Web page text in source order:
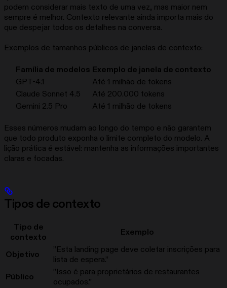
podem considerar mais texto de uma vez, mas maior nem
sempre é melhor. Contexto relevante ainda importa mais do
que despejar todos os detalhes na conversa.
Exemplos de tamanhos públicos de janelas de contexto:
Família de modelos Exemplo de janela de contexto
GPT-4.1
Até 1 milhão de tokens
Claude Sonnet 4.5
Até 200.000 tokens
Gemini 2.5 Pro
Até 1 milhão de tokens
Esses números mudam ao longo do tempo e não garantem
que todo produto exponha o limite completo do modelo. A
lição prática é estável: mantenha as informações importantes
claras e focadas.
Tipos de contexto
Tipo de
contexto
Exemplo
Objetivo
”Esta landing page deve coletar inscrições para
lista de espera.”
Público
”Isso é para proprietários de restaurantes
ocupados.”